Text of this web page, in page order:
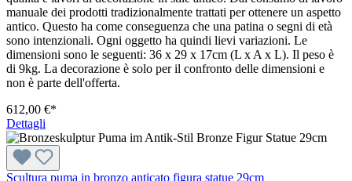
manuale dei prodotti tradizionalmente trattati per ottenere un aspetto
antico. Questo ha come conseguenza che una patina o segni di età
sono intenzionali. Ogni oggetto ha quindi lievi variazioni. Le
dimensioni sono le seguenti: 36 x 29 x 17cm (L x A x L). Il peso è
di 9kg. La decorazione è solo per il confronto delle dimensioni e
non è parte dell'offerta.
612,00 €*
Dettagli
Scultura puma in bronzo anticato figura statue 29cm